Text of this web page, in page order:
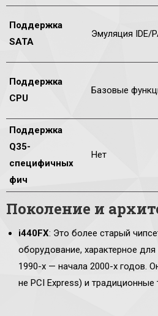
Поддержка
SATA
Эмуляция IDE/
Поддержка
CPU
Базовые
Поддержка
Q35-
специфичных
фич
Нет
Поколение и
i440FX: Это более старый
оборудование, характерное
1990-х — начала 2000-х годов.
не PCI Express) и традиционные